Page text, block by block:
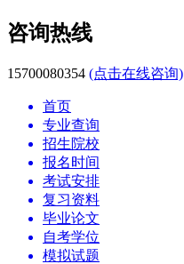
咨询热线
15700080354 (点击在线咨询)
首页
专业查询
招生院校
报名时间
考试安排
复习资料
毕业论文
自考学位
模拟试题